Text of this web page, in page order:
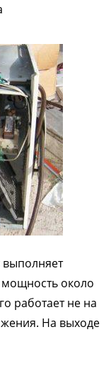
мощность около
работает не на
На выходе